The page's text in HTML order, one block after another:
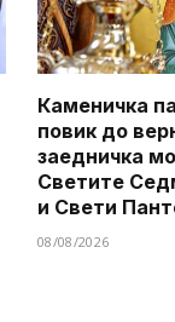
Каменичка
повик до
заедничка
Светите
и Свети
08/08/2026